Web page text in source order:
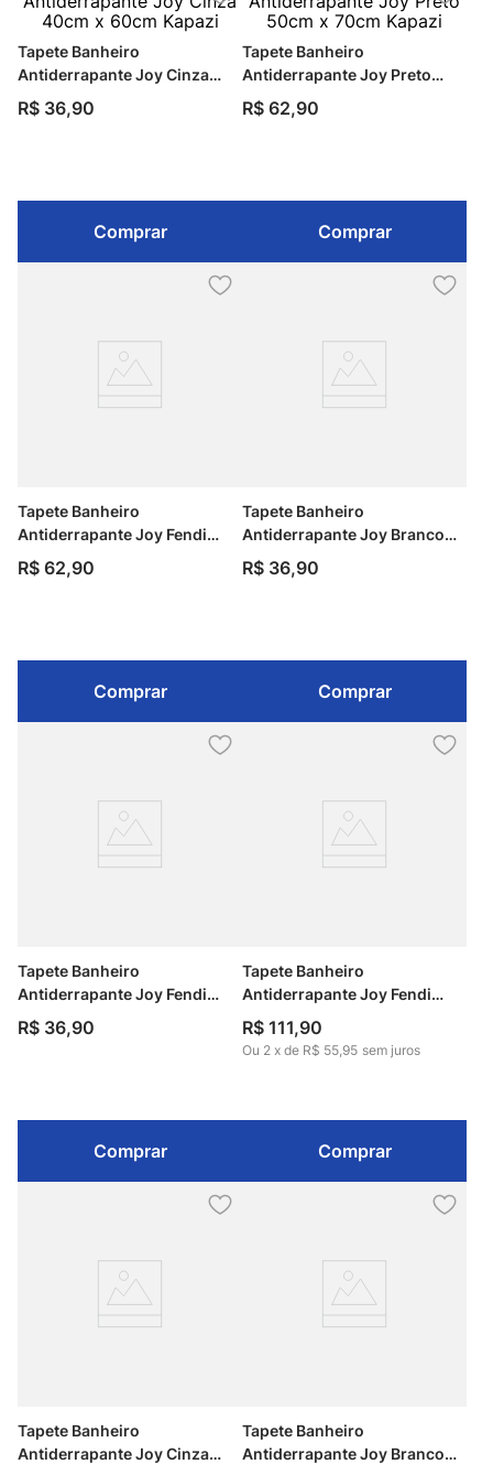
Tapete Banheiro
Antiderrapante Joy Cinza
40cm x 60cm Kapazi
R$ 36,90
Comprar
Tapete Banheiro
Antiderrapante Joy Preto
50cm x 70cm Kapazi
R$ 62,90
Comprar
Tapete Banheiro
Antiderrapante Joy Fendi
50cm x 70cm Kapazi
R$ 62,90
Comprar
Tapete Banheiro
Antiderrapante Joy Branco
40cm x 60cm Kapazi
R$ 36,90
Comprar
Tapete Banheiro
Antiderrapante Joy Fendi
40cm x 60cm Kapazi
R$ 36,90
Comprar
Tapete Banheiro
Antiderrapante Joy Fendi
70cm x 130cm Kapazi
R$ 111,90
Ou 2 x de R$ 55,95 sem juros
Comprar
Tapete Banheiro
Antiderrapante Joy Cinza
Tapete Banheiro
Antiderrapante Joy Branco